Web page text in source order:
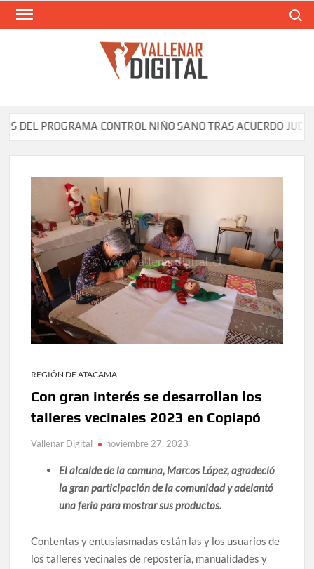
Saltar
CONTROL NIÑO SANO TRAS ACUERDO JUDICIAL
REGIÓN DE ATACAMA
Con gran interés se desarrollan los
talleres vecinales 2023 en Copiapó
Vallenar Digital noviembre 27, 2023
El alcalde de la comuna, Marcos López, agradeció
la gran participación de la comunidad y adelantó
una feria para mostrar sus productos.
Contentas y entusiasmadas están las y los usuarios de
los talleres vecinales de repostería, manualidades y